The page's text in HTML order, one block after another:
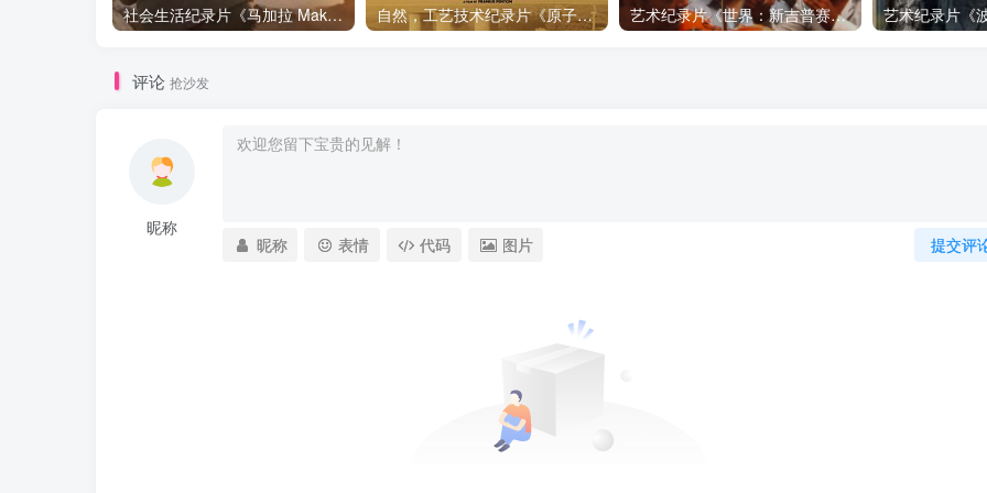
社会生活纪录片《马加拉 Makala》下载 自然，工艺技术纪录片《原子能的希望 Atomic Hope – Inside the Pro-Nuclear Movement》下载 艺术纪录片《世界：新吉普赛之王 This World: The New Gypsy Kings》下载
评论 抢沙发
昵称
提交评
昵称 表情 代码 图片